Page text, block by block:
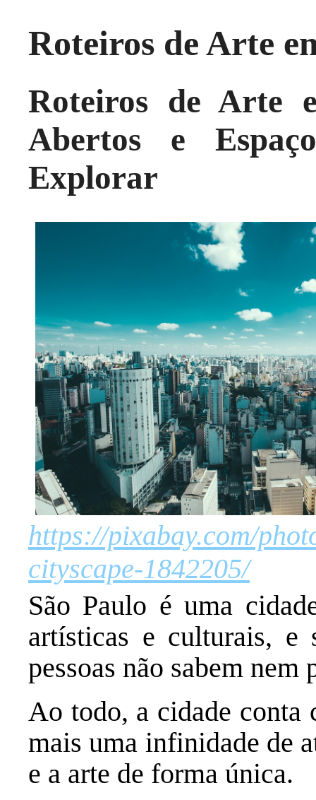
Roteiros de Arte
Roteiros de Arte
Abertos e
Explorar
https://pixabay.com/
cityscape-1842205/
São Paulo é uma
artísticas e culturais, e
pessoas não sabem nem
Ao todo, a cidade conta
mais uma infinidade de
e a arte de forma única.